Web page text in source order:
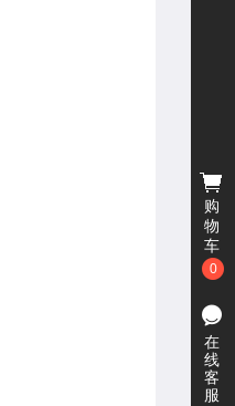
购
物
车
0
在
线
客
服